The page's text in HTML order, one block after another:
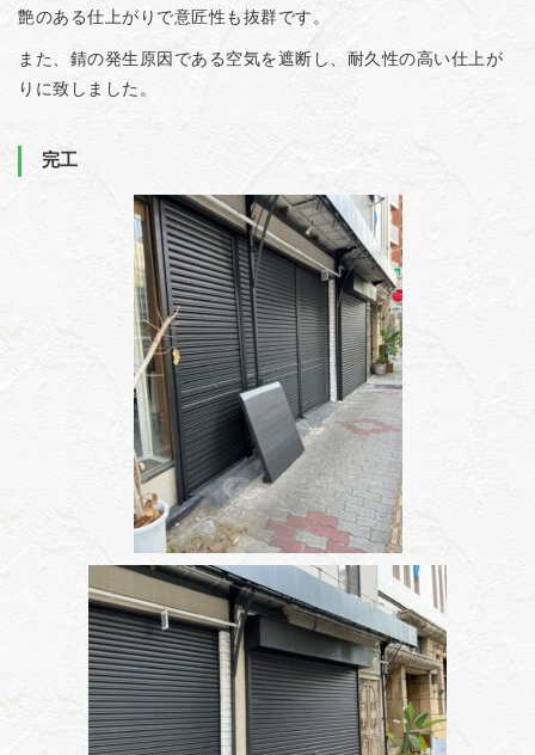
艶のある仕上がりで意匠性も抜群です。
また、錆の発生原因である空気を遮断し、耐久性の高い仕上が
りに致しました。
完工